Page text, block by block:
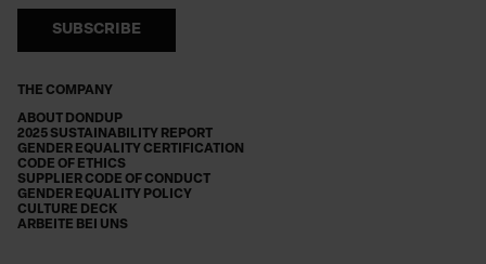
THE COMPANY
ABOUT DONDUP
2025 SUSTAINABILITY REPORT
GENDER EQUALITY CERTIFICATION
CODE OF ETHICS
SUPPLIER CODE OF CONDUCT
GENDER EQUALITY POLICY
CULTURE DECK
ARBEITE BEI UNS
SUBSCRIBE